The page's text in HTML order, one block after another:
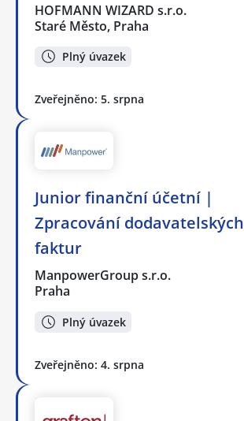
HOFMANN WIZARD s.r.o.
Staré Město, Praha
Plný úvazek
Zveřejněno: 5. srpna
Junior finanční účetní |
Zpracování dodavatelských
faktur
ManpowerGroup s.r.o.
Praha
Plný úvazek
Zveřejněno: 4. srpna